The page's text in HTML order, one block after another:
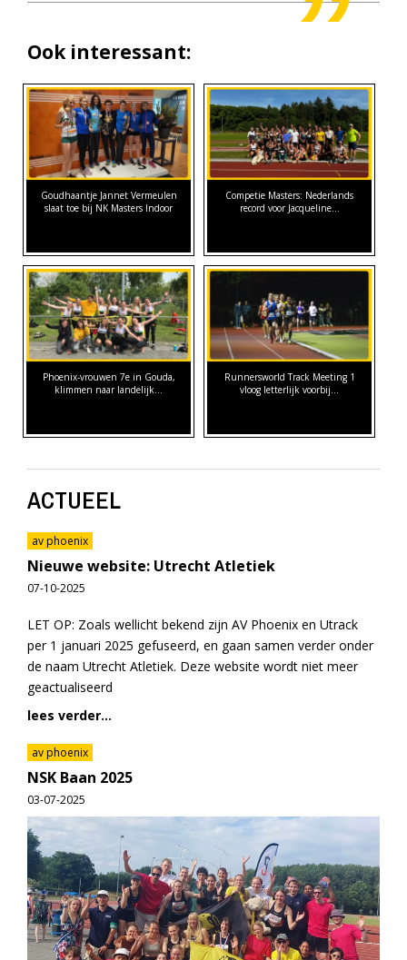
Ook interessant:
Goudhaantje Jannet Vermeulen
slaat toe bij NK Masters Indoor
Competie Masters: Nederlands
record voor Jacqueline…
Phoenix-vrouwen 7e in Gouda,
klimmen naar landelijk…
Runnersworld Track Meeting 1
vloog letterlijk voorbij...
ACTUEEL
av phoenix
Nieuwe website: Utrecht Atletiek
07-10-2025
LET OP: Zoals wellicht bekend zijn AV Phoenix en Utrack
per 1 januari 2025 gefuseerd, en gaan samen verder onder
de naam Utrecht Atletiek. Deze website wordt niet meer
geactualiseerd
lees verder...
av phoenix
NSK Baan 2025
03-07-2025